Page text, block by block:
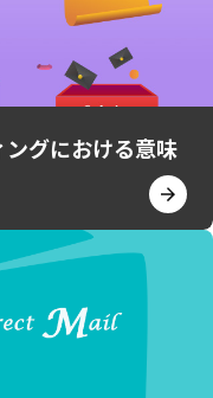
グにおける意味